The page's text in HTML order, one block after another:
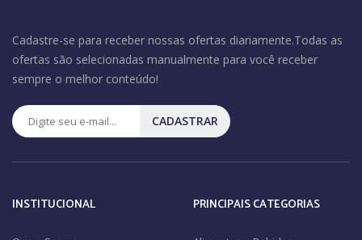
Cadastre-se para receber nossas ofertas diariamente.Todas as
ofertas são selecionadas manualmente para você receber
sempre o melhor conteúdo!
CADASTRAR
INSTITUCIONAL PRINCIPAIS CATEGORIAS